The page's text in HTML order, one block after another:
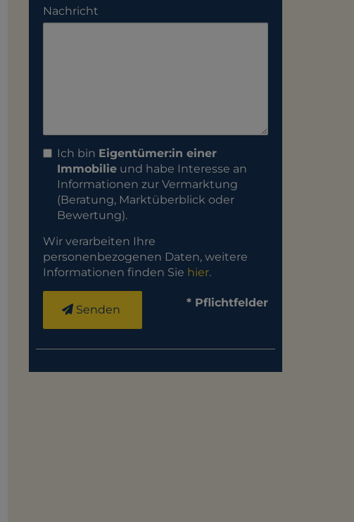
Nachricht
Ich bin Eigentümer:in einer
Immobilie und habe Interesse an
Informationen zur Vermarktung
(Beratung, Marktüberblick oder
Bewertung).
Wir verarbeiten Ihre
personenbezogenen Daten, weitere
Informationen finden Sie hier.
Senden
* Pflichtfelder